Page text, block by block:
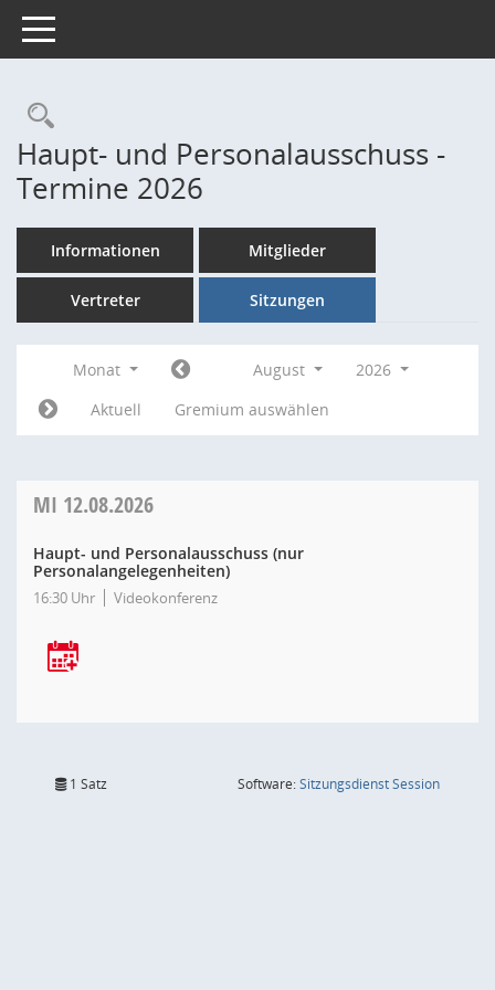
Toggle navigation
Rechercheauswahl
Haupt- und Personalausschuss -
Termine 2026
Informationen Mitglieder
Vertreter Sitzungen
Monat August
2026
Aktuell
Gremium auswählen
MI 12.08.2026
Haupt- und Personalausschuss (nur
Personalangelegenheiten)
16:30 Uhr Videokonferenz
1 Satz Software:SitzungsdienstSession(Wird in